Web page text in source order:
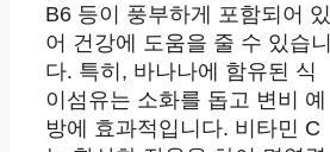
B6 등이 풍부하게 포함되어 있
어 건강에 도움을 줄 수 있습니
다. 특히, 바나나에 함유된 식
이섬유는 소화를 돕고 변비 예
방에 효과적입니다. 비타민 C